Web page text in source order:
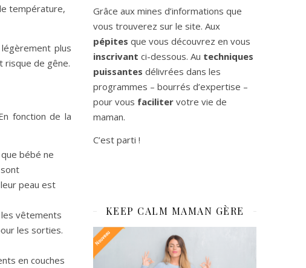
température,
plus
risque de gêne.
fonction de la
bébé ne
peau est
vêtements
les sorties.
en couches
Grâce aux mines d’informations que
vous trouverez sur le site. Aux
pépites que vous découvrez en vous
inscrivant ci-dessous. Au techniques
puissantes délivrées dans les
programmes – bourrés d’expertise –
pour vous faciliter votre vie de
maman.
C’est parti !
KEEP CALM MAMAN GÈRE